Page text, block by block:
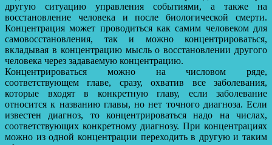
другую ситуацию управления событиями, а также на
восстановление человека и после биологической смерти.
Концентрация может проводиться как самим человеком для
самовосстановления, так и можно концентрироваться,
вкладывая в концентрацию мысль о восстановлении другого
человека через задаваемую концентрацию.
Концентрироваться можно на числовом ряде,
соответствующем главе, сразу, охватив все заболевания,
которые входят в конкретную главу, если заболевание
относится к названию главы, но нет точного диагноза. Если
известен диагноз, то концентрироваться надо на числах,
соответствующих конкретному диагнозу. При концентрациях
можно из одной концентрации переходить в другую и таким